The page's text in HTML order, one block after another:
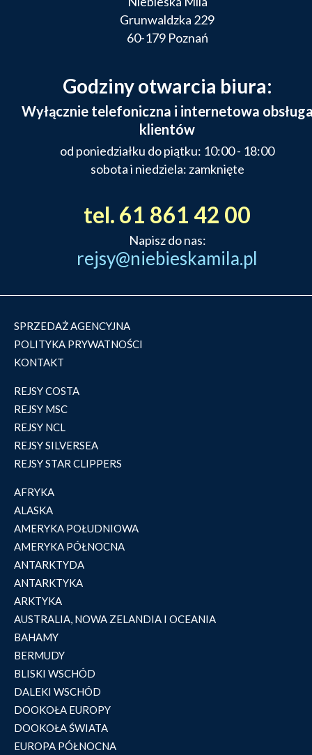
Grunwaldzka 229
60-179 Poznań
Godziny otwarcia biura:
Wyłącznie telefoniczna i internetowa
klientów
od poniedziałku do piątku: 10:00 - 18:00
sobota i niedziela: zamknięte
tel. 61 861 42 00
Napisz do nas:
rejsy@niebieskamila.pl
SPRZEDAŻ AGENCYJNA
POLITYKA PRYWATNOŚCI
KONTAKT
REJSY COSTA
REJSY MSC
REJSY NCL
REJSY SILVERSEA
REJSY STAR CLIPPERS
AFRYKA
ALASKA
AMERYKA POŁUDNIOWA
AMERYKA PÓŁNOCNA
ANTARKTYDA
ANTARKTYKA
ARKTYKA
AUSTRALIA, NOWA ZELANDIA I OCEANIA
BAHAMY
BERMUDY
BLISKI WSCHÓD
DALEKI WSCHÓD
DOOKOŁA EUROPY
DOOKOŁA ŚWIATA
EUROPA PÓŁNOCNA